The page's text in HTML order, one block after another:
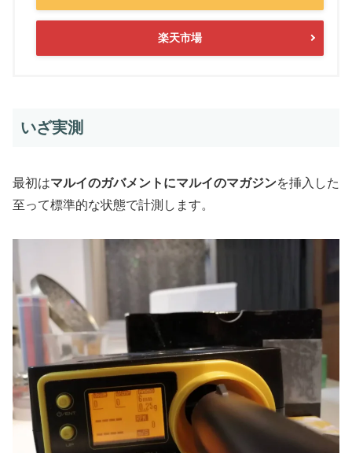
楽天市場
いざ実測
最初はマルイのガバメントにマルイのマガジンを挿入した
至って標準的な状態で計測します。